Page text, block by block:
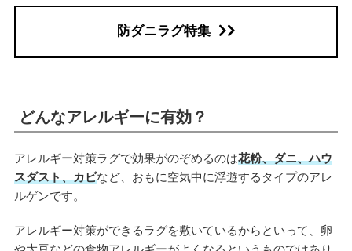
防ダニラグ特集
どんなアレルギーに有効？
アレルギー対策ラグで効果がのぞめるのは花粉、ダニ、ハウ
スダスト、カビなど、おもに空気中に浮遊するタイプのアレ
ルゲンです。
アレルギー対策ができるラグを敷いているからといって、卵